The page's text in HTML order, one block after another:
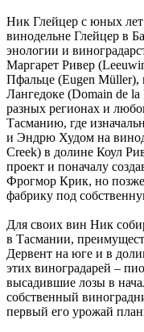
Ник Глейцер с юных лет
винодельне Глейцер в
энологии и
Маргарет Ривер
Пфальце (Eugen Müller),
Лангедоке (Domain de
разных регионах и
Тасманию, где
и Эндрю Худом на
Creek) в долине Коул
проект и поначалу
Фрогмор Крик, но
фабрику под
Для своих вин Ник
в Тасмании,
Дервент на юге и в
этих виноградарей –
высадившие лозы в
собственный
первый его урожай